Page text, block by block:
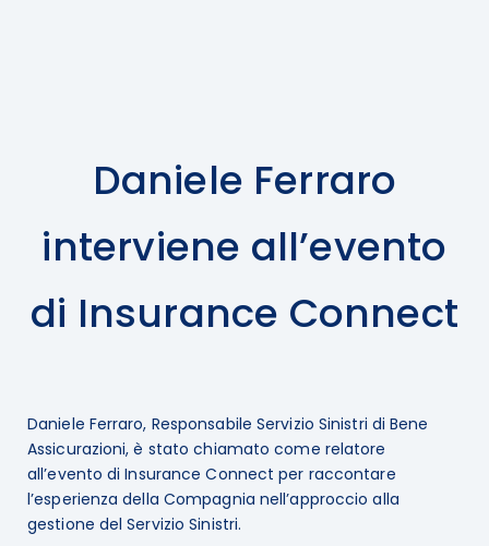
Daniele Ferraro
interviene all’evento
di Insurance Connect
Daniele Ferraro, Responsabile Servizio Sinistri di Bene
Assicurazioni, è stato chiamato come relatore
all’evento di Insurance Connect per raccontare
l’esperienza della Compagnia nell’approccio alla
gestione del Servizio Sinistri.